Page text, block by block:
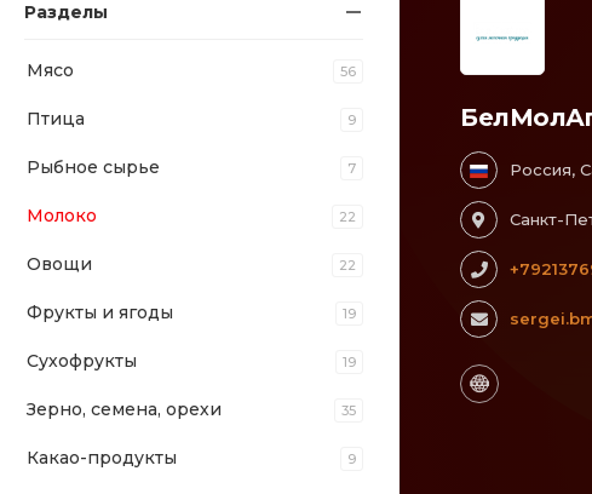
Разделы
Мясо 56
Птица 9
Рыбное сырье 7
Молоко 22
Овощи 22
Фрукты и ягоды 19
Сухофрукты 19
Зерно, семена, орехи 35
Какао-продукты 9
Россия,
Санкт-